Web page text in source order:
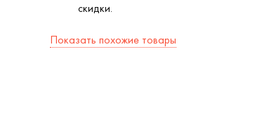
Настольный органайзер Шекспир William Shakespeare (
скидки.
Показать похожие товары